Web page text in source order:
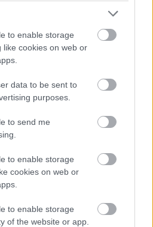
to enable storage
like cookies on web or
data to be sent to
purposes.
to send me
to enable storage
cookies on web or
to enable storage
of the website or app.
από τη Χώρα και είναι
λόφους, σε υψόμετρο
του οικισμού είναι τα
πράγμα κυρίως οφείλεται
οποίοι μετέφεραν στη